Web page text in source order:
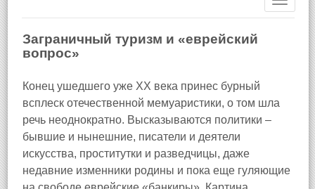
Заграничный туризм и «еврейский
вопрос»
Конец ушедшего уже XX века принес бурный
всплеск отечественной мемуаристики, о том шла
речь неоднократно. Высказываются политики –
бывшие и нынешние, писатели и деятели
искусства, проститутки и разведчицы, даже
недавние изменники родины и пока еще гуляющие